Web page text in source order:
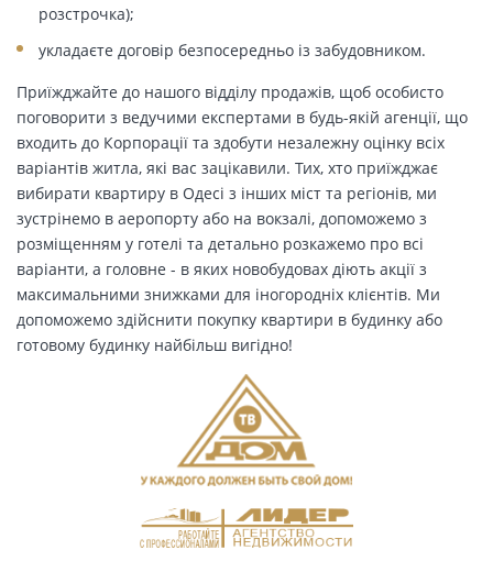
розстрочка);
укладаєте договір безпосередньо із забудовником.
Приїжджайте до нашого відділу продажів, щоб особисто
поговорити з ведучими експертами в будь-якій агенції, що
входить до Корпорації та здобути незалежну оцінку всіх
варіантів житла, які вас зацікавили. Тих, хто приїжджає
вибирати квартиру в Одесі з інших міст та регіонів, ми
зустрінемо в аеропорту або на вокзалі, допоможемо з
розміщенням у готелі та детально розкажемо про всі
варіанти, а головне - в яких новобудовах діють акції з
максимальними знижками для іногородніх клієнтів. Ми
допоможемо здійснити покупку квартири в будинку або
готовому будинку найбільш вигідно!